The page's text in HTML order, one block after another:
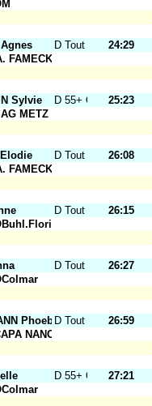
D Tout Ages24:29
FAMECK
Sylvie D 55+ O 25:23
METZ
Elodie D Tout Ages26:08
FAMECK
D Tout Ages26:15
D Tout Ages26:27
PhoebeD Tout Ages26:59
NANCY
D 55+ O 27:21